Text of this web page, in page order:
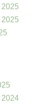
2025
2025
2024